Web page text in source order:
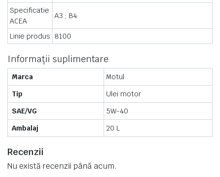
Specificatie
ACEA
A3 ; B4
Linie produs 8100
Informații suplimentare
Marca
Motul
Tip
Ulei motor
SAE/VG
5W-40
Ambalaj
20 L
Recenzii
Nu există recenzii până acum.